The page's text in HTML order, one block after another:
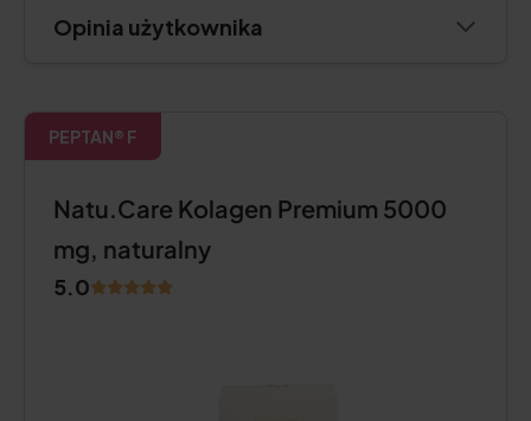
Opinia użytkownika
PEPTAN® F
Natu.Care Kolagen Premium 5000
mg, naturalny
5.0